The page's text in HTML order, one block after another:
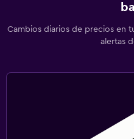
Cambios diarios de precios en
alertas